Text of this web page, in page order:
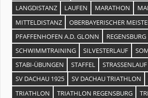
LANGDISTANZ
LAUFEN MARATHON
MITTELDISTANZ
OBERBAYERISCHER
PFAFFENHOFEN A.D. GLONN
REGENSBURG
SCHWIMMTRAINING
SILVESTERLAUF
STABI-ÜBUNGEN
STAFFEL
STRASSENLAUF
SV DACHAU 1925
SV DACHAU TRIATHLON
TRIATHLON
TRIATHLON REGENSBURG